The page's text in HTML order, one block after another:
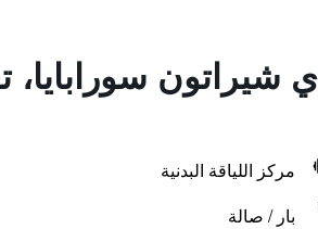
سورابايا،
مركز اللياقة البدنية
بار / صالة